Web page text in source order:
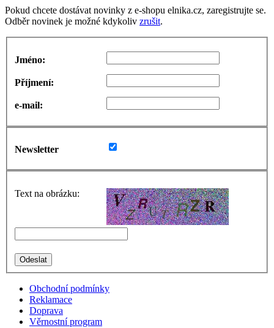
Pokud chcete dostávat novinky z e-shopu elnika.cz, zaregistrujte se.
Odběr novinek je možné kdykoliv zrušit.
Jméno:
Příjmení:
e-mail:
Newsletter
Text na obrázku:
Obchodní podmínky
Reklamace
Doprava
Věrnostní program